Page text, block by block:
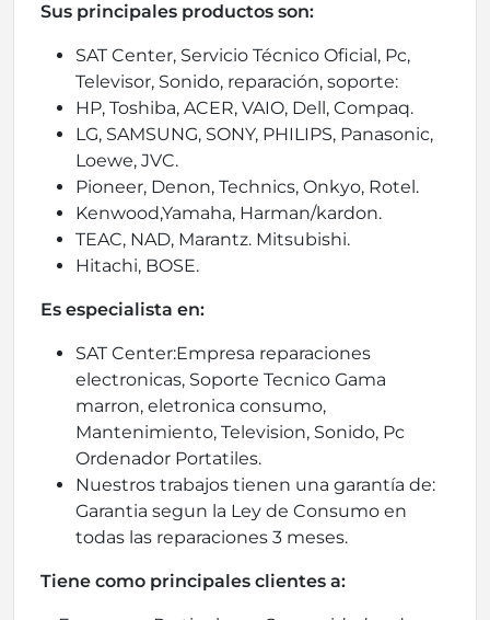
Sus principales productos son:
SAT Center, Servicio Técnico Oficial, Pc,
Televisor, Sonido, reparación, soporte:
HP, Toshiba, ACER, VAIO, Dell, Compaq.
LG, SAMSUNG, SONY, PHILIPS, Panasonic,
Loewe, JVC.
Pioneer, Denon, Technics, Onkyo, Rotel.
Kenwood,Yamaha, Harman/kardon.
TEAC, NAD, Marantz. Mitsubishi.
Hitachi, BOSE.
Es especialista en:
SAT Center:Empresa reparaciones
electronicas, Soporte Tecnico Gama
marron, eletronica consumo,
Mantenimiento, Television, Sonido, Pc
Ordenador Portatiles.
Nuestros trabajos tienen una garantía de:
Garantia segun la Ley de Consumo en
todas las reparaciones 3 meses.
Tiene como principales clientes a: